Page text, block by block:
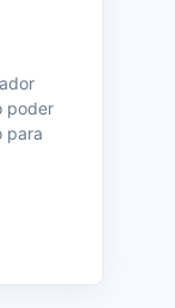
poder
para